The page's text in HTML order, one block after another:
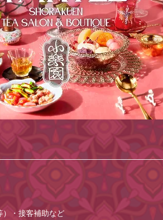
）・接客補助など